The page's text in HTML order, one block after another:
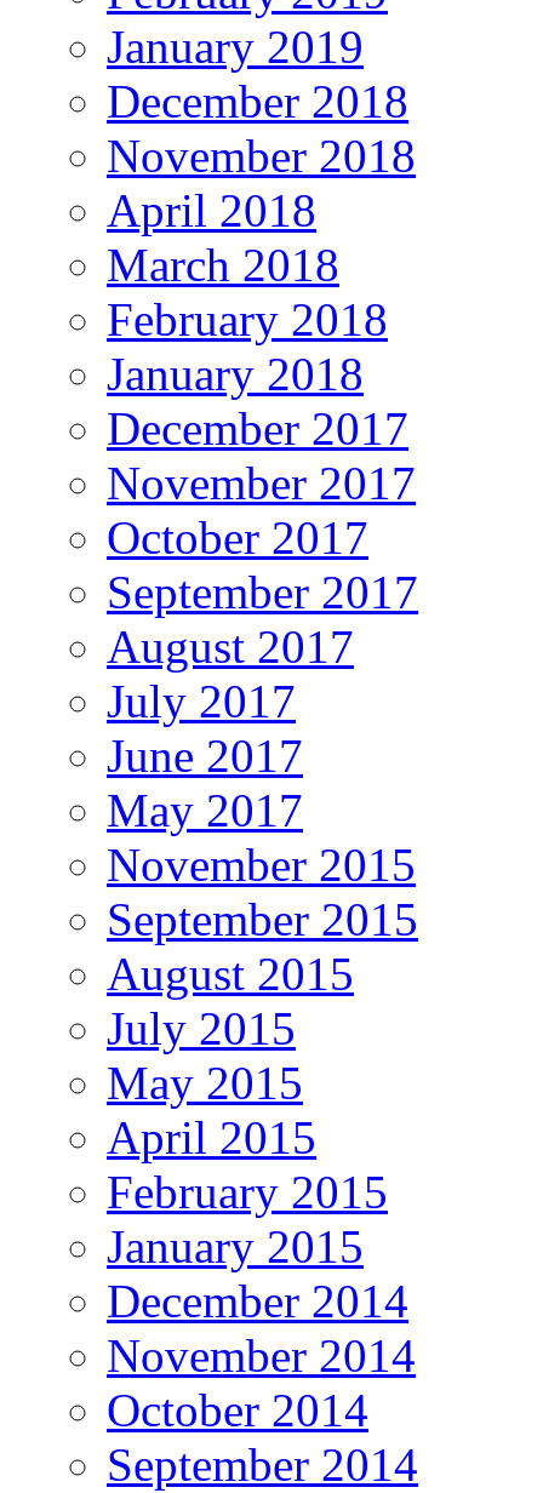
January 2019
December 2018
November 2018
April 2018
March 2018
February 2018
January 2018
December 2017
November 2017
October 2017
September 2017
August 2017
July 2017
June 2017
May 2017
November 2015
September 2015
August 2015
July 2015
May 2015
April 2015
February 2015
January 2015
December 2014
November 2014
October 2014
September 2014